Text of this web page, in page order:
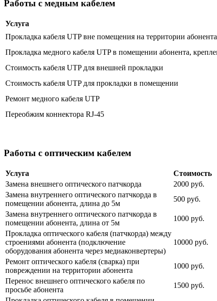
Работы с медным кабелем
Услуга
Прокладка кабеля UTP вне помещения на территории
Прокладка медного кабеля UTP в помещении абонента,
Стоимость кабеля UTP для внешней прокладки
Стоимость кабеля UTP для прокладки в помещении
Ремонт медного кабеля UTP
Переобжим коннектора RJ-45
Работы с оптическим кабелем
Услуга
Стоимость
Замена внешнего оптического патчкорда
2000 руб.
Замена внутреннего оптического патчкорда в
помещении абонента, длина до 5м
500 руб.
Замена внутреннего оптического патчкорда в
помещении абонента, длина от 5м
1000 руб.
Прокладка оптического кабеля (патчкорда) между
строениями абонента (подключение
оборудования абонента через медиаконвертеры)
10000 руб.
Ремонт оптического кабеля (сварка) при
повреждении на территории абонента
1000 руб.
Перенос внешнего оптического кабеля по
просьбе абонента
1500 руб.